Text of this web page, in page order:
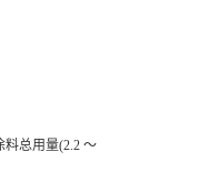
料总用量(2.2 ～